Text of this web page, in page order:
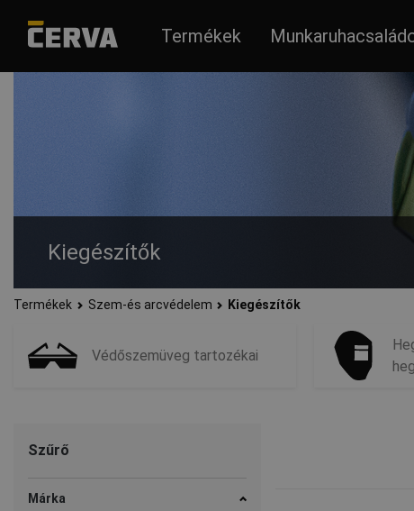
Termékek
Kiegészítők
Szemüvegtokok, pótlencsék, hegesztősisakok vagy zsinórok.
Termékek Szem-és arcvédelem Kiegészítők
Védőszemüveg tartozékai
Szűrő
Márka